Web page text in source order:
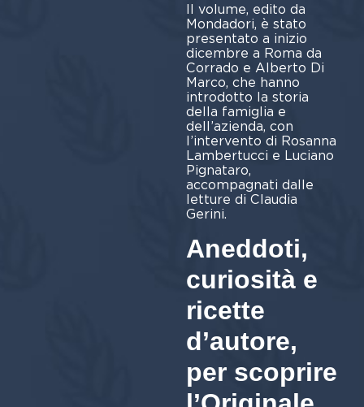
Il volume, edito da
Mondadori, è stato
presentato a inizio
dicembre a Roma da
Corrado e Alberto Di
Marco, che hanno
introdotto la storia
della famiglia e
dell’azienda, con
l’intervento di Rosanna
Lambertucci e Luciano
Pignataro,
accompagnati dalle
letture di Claudia
Aneddoti,
curiosità e
ricette
d’autore,
per scoprire